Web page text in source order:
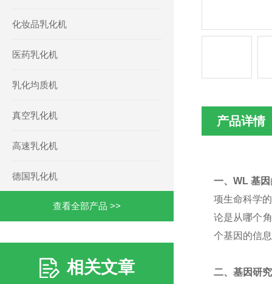
化妆品乳化机
医药乳化机
乳化均质机
真空乳化机
高速乳化机
德国乳化机
查看全部产品 >>
相关文章
产品详情
一、WL 基因
项生命科学
论是从哪个
个基因的信
二、 基因研